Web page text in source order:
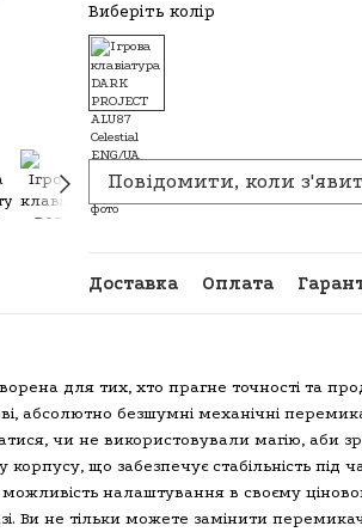
Виберіть колір
Повідомити, коли
Доставка Оплата
для тих, хто прагне точності та
абсолютно безшумні механічні
чи не використовували магію, аби
що забезпечує стабільність під
налаштування в своєму
Ви не тільки можете замінити